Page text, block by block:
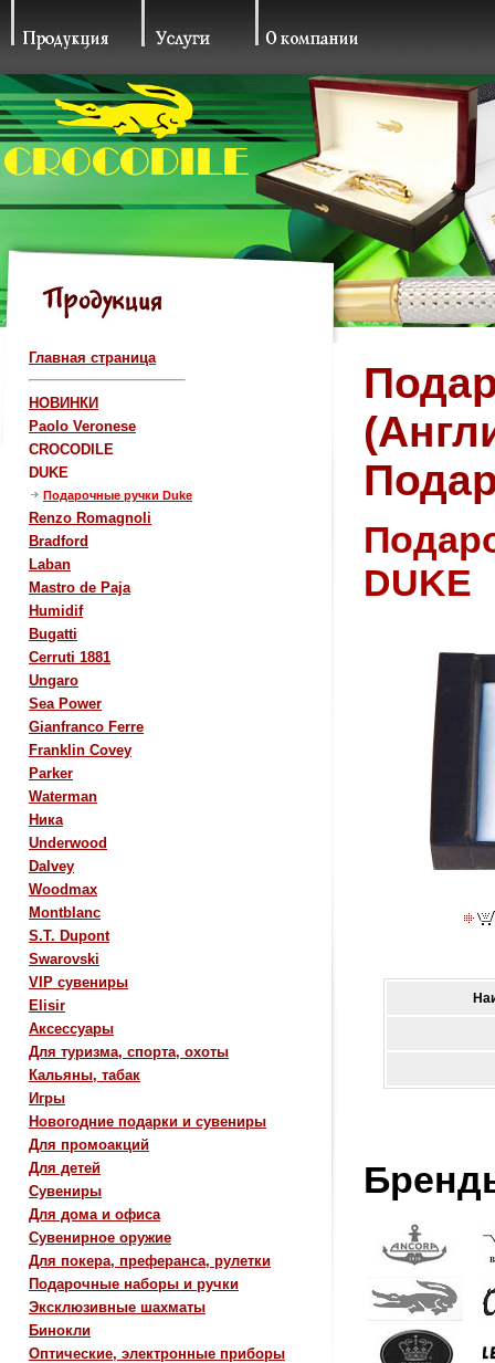
Главная страница
НОВИНКИ
Paolo Veronese
CROCODILE
DUKE
Подарочные ручки Duke
Renzo Romagnoli
Bradford
Laban
Mastro de Paja
Humidif
Bugatti
Cerruti 1881
Ungaro
Sea Power
Gianfranco Ferre
Franklin Covey
Parker
Waterman
Ника
Underwood
Dalvey
Woodmax
Montblanc
S.T. Dupont
Swarovski
VIP сувениры
Elisir
Аксессуары
Для туризма, спорта, охоты
Кальяны, табак
Игры
Новогодние подарки и сувениры
Для промоакций
Для детей
Сувениры
Для дома и офиса
Сувенирное оружие
Для покера, преферанса, рулетки
Подарочные наборы и ручки
Эксклюзивные шахматы
Бинокли
Оптические, электронные приборы
DUKE